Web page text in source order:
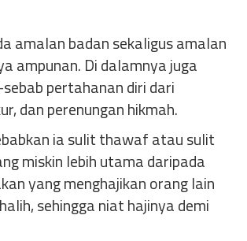
amalan badan sekaligus amalan
ampunan. Di dalamnya juga
pertahanan diri dari
dan perenungan hikmah.
ia sulit thawaf atau sulit
miskin lebih utama daripada
yang menghajikan orang lain
sehingga niat hajinya demi